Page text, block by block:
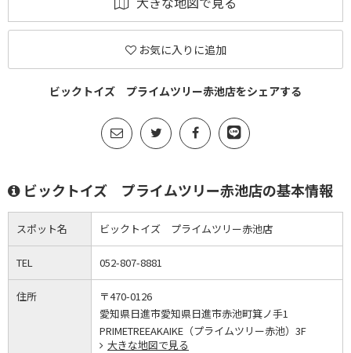
お気に入りに追加
ビックトイズ プライムツリー赤池店をシェアする
ビックトイズ プライムツリー赤池店の基本情報
スポット名 ビックトイズ プライムツリー赤池店
TEL 052-807-8881
住所
〒470-0126
愛知県日進市愛知県日進市赤池町箕ノ手1
PRIMETREEAKAIKE（プライムツリー赤池）3F
大きな地図で見る